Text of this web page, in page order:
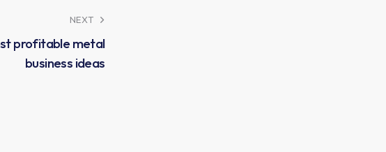
NEXT
profitable metal
business ideas